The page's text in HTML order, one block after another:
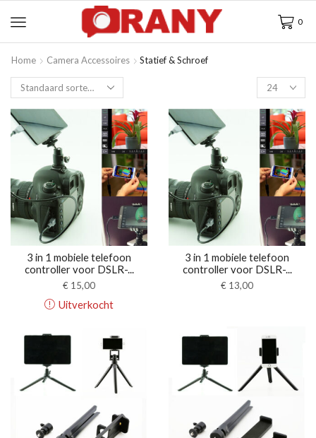
0
Home Camera Accessoires Statief & Schroef
3 in 1 mobiele telefoon
controller voor DSLR-...
€ 15,00
Uitverkocht
3 in 1 mobiele telefoon
controller voor DSLR-...
€ 13,00